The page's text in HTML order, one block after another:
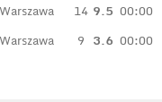
14 9.5 00:00
9 3.6 00:00